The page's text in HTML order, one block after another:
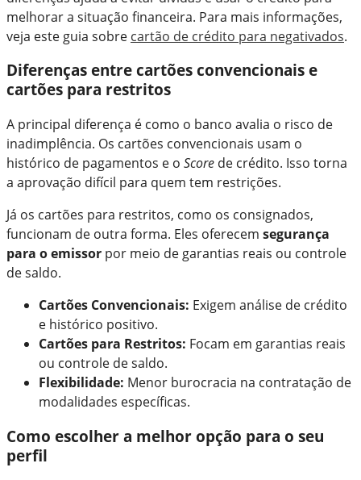
melhorar a situação financeira. Para mais informações,
veja este guia sobre cartão de crédito para negativados.
Diferenças entre cartões convencionais e
cartões para restritos
A principal diferença é como o banco avalia o risco de
inadimplência. Os cartões convencionais usam o
histórico de pagamentos e o Score de crédito. Isso torna
a aprovação difícil para quem tem restrições.
Já os cartões para restritos, como os consignados,
funcionam de outra forma. Eles oferecem segurança
para o emissor por meio de garantias reais ou controle
de saldo.
Cartões Convencionais: Exigem análise de crédito
e histórico positivo.
Cartões para Restritos: Focam em garantias reais
ou controle de saldo.
Flexibilidade: Menor burocracia na contratação de
modalidades específicas.
Como escolher a melhor opção para o seu
perfil